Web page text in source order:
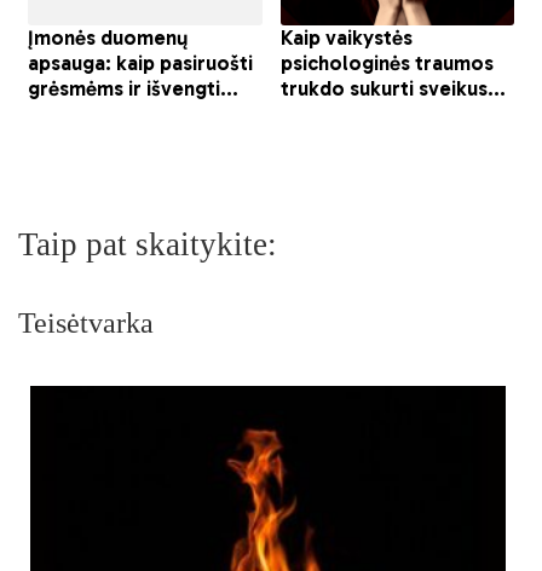
Taip pat skaitykite:
Teisėtvarka